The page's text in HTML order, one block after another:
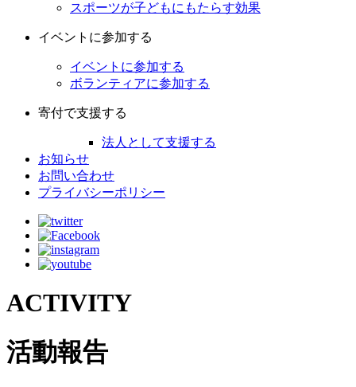
スポーツが子どもにもたらす効果
イベントに参加する
イベントに参加する
ボランティアに参加する
寄付で支援する
法人として支援する
お知らせ
お問い合わせ
プライバシーポリシー
ACTIVITY
活動報告